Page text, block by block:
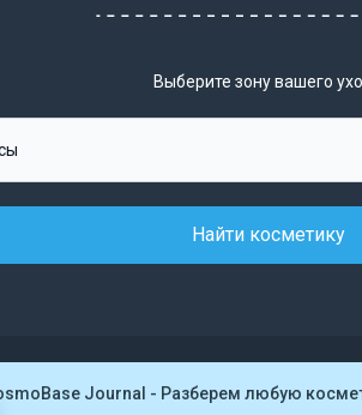
Выберите зону вашего
Найти косметику
Journal - Разберем любую